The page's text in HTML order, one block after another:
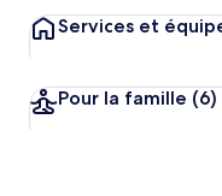
Services et
Pour la famille (6)